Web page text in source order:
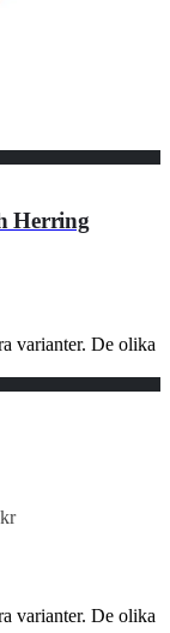
Herring
varianter. De olika
varianter. De olika